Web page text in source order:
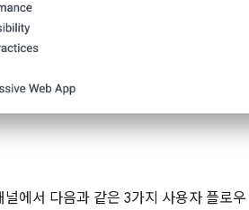
널에서 다음과 같은 3가지 사용자 플로